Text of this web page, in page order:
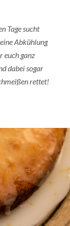
Tage sucht
Abkühlung
euch ganz
dabei sogar
rettet!